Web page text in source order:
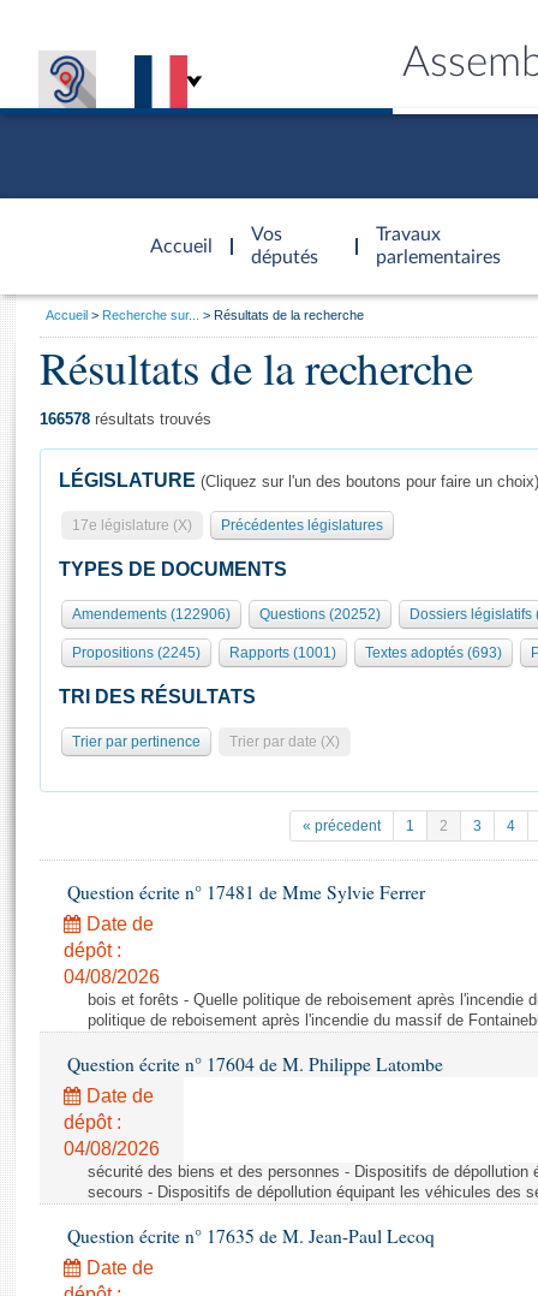
Accueil
d'accueil
Vos
députés
Travaux
parlementaires
Présidence
577 députés
Groupes politiques
Séance publique
Commissions et autres organes
Europe et International
Pétitions
Projets de loi
Propositions de loi
Amendements
Textes adoptés
Rapports législatifs
Rapports sur l'application des lois
Baromètre de l’application des lois
Dossiers législatifs
Budget et sécurité sociale
Général
Rôle et pouvoirs de l'Assemblée
Organisation de l'Assemblée
Présidence Conférence des Présidents Bureau Collège des
Statistiques et chiffres clés
( Constitution | Règlement de l'Assemblée ... )
Histoire
Juniors
Anciennes législatures
Visiter l'Assemblée
Visite virtuelle du palais Bourbon
Assister à une séance
Contacts et plan d'accès
Photos libres de droit
Vous
Accueil Recherche sur... Résultats de la recherche
Résultats de la recherche
166578 résultats trouvés
LÉGISLATURE (Cliquez sur l'un des boutons pour faire un choix)
17e législature (X) Précédentes législatures
TYPES DE DOCUMENTS
Amendements (122906) Questions (20252) Dossiers législatifs
Propositions (2245) Rapports (1001) Textes adoptés (693)
TRI DES RÉSULTATS
Trier par pertinence Trier par date (X)
« précedent 1 2 3 4
Question écrite n° 17481 de Mme Sylvie Ferrer
Date de
dépôt :
04/08/2026
bois et forêts - Quelle politique de reboisement après l'incendie
politique de reboisement après l'incendie du massif de
Question écrite n° 17604 de M. Philippe Latombe
Date de
dépôt :
04/08/2026
sécurité des biens et des personnes - Dispositifs de
secours - Dispositifs de dépollution équipant les véhicules des
Question écrite n° 17635 de M. Jean-Paul Lecoq
Date de